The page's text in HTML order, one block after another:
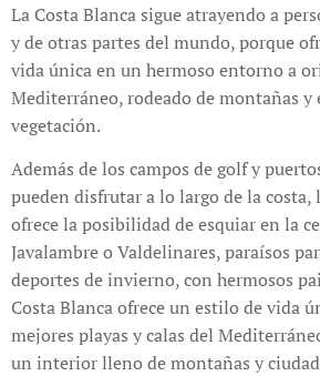
La Costa Blanca sigue atrayendo a
y de otras partes del mundo, porque
vida única en un hermoso entorno a
Mediterráneo, rodeado de montañas y
vegetación.
Además de los campos de golf y
pueden disfrutar a lo largo de la costa,
ofrece la posibilidad de esquiar en la
Javalambre o Valdelinares, paraísos
deportes de invierno, con hermosos
Costa Blanca ofrece un estilo de vida
mejores playas y calas del
un interior lleno de montañas y